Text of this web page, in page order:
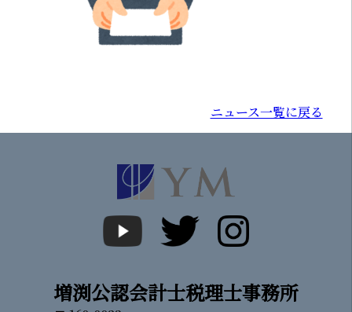
ニュース一覧に戻る
増渕公認会計士税理士事務所